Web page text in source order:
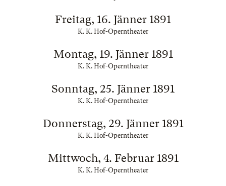
Freitag, 16. Jänner 1891
K. K. Hof-Operntheater
Montag, 19. Jänner 1891
K. K. Hof-Operntheater
Sonntag, 25. Jänner 1891
K. K. Hof-Operntheater
Donnerstag, 29. Jänner 1891
K. K. Hof-Operntheater
Mittwoch, 4. Februar 1891
K. K. Hof-Operntheater